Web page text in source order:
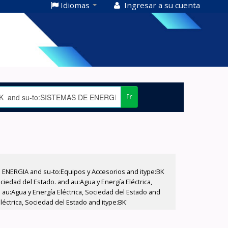
Idiomas Ingresar a su cuenta
Ir
and su-to:Equipos y Accesorios and itype:BK
del Estado. and au:Agua y Energía Eléctrica,
y Energía Eléctrica, Sociedad del Estado and
Sociedad del Estado and itype:BK'